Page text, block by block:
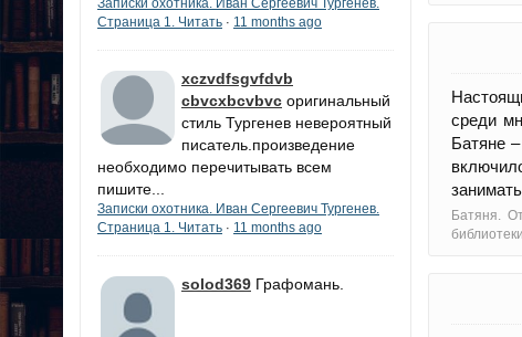
Страница 1. Читать · 11 months ago
xczvdfsgvfdvb
cbvcxbcvbvc оригинальный
стиль Тургенев невероятный
писатель.произведение
необходимо перечитывать всем
пишите...
Записки охотника. Иван Сергеевич Тургенев.
Страница 1. Читать · 11 months ago
solod369 Графомань.
среди
Батяне
Батяня.